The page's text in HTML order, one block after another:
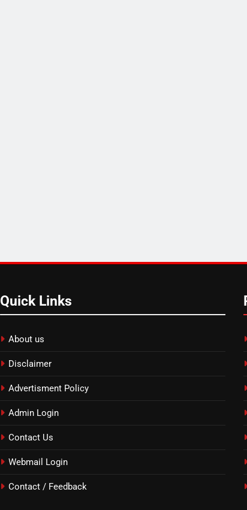
Quick Links
About us
Disclaimer
Advertisment Policy
Admin Login
Contact Us
Webmail Login
Contact / Feedback